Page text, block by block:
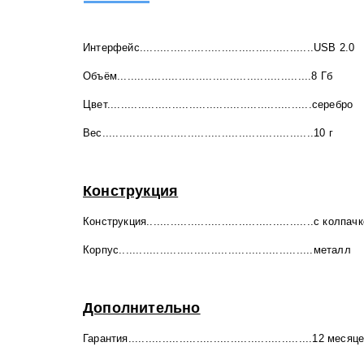
Интерфейс...................................................USB 2.0
Объём.........................................................8 Гб
Цвет............................................................серебро
Вес..............................................................10 г
Конструкция
Конструкция.................................................с
Корпус.........................................................металл
Дополнительно
Гарантия......................................................12